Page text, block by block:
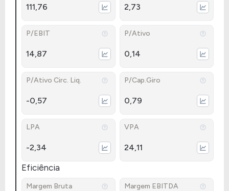
111,76 2,73
P/EBIT
14,87
P/Ativo
0,14
P/Ativo Circ. Liq.
-0,57
P/Cap.Giro
0,79
LPA
-2,34
VPA
24,11
Eficiência
Margem Bruta Margem EBITDA